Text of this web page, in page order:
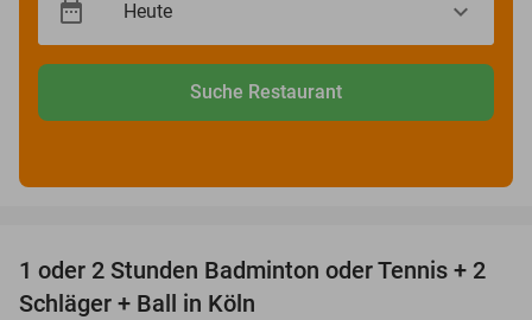
Suche Restaurant
52%
1 oder 2 Stunden Badminton oder Tennis + 2
Schläger + Ball in Köln